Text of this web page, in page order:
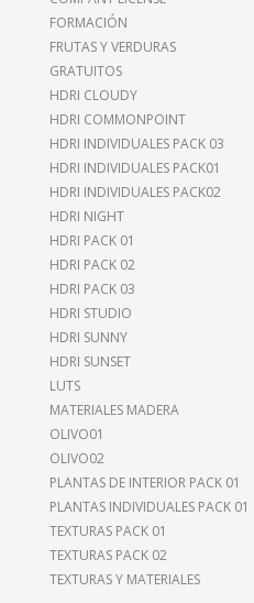
FORMACIÓN
FRUTAS Y VERDURAS
GRATUITOS
HDRI CLOUDY
HDRI COMMONPOINT
HDRI INDIVIDUALES PACK 03
HDRI INDIVIDUALES PACK01
HDRI INDIVIDUALES PACK02
HDRI NIGHT
HDRI PACK 01
HDRI PACK 02
HDRI PACK 03
HDRI STUDIO
HDRI SUNNY
HDRI SUNSET
LUTS
MATERIALES MADERA
OLIVO01
OLIVO02
PLANTAS DE INTERIOR PACK 01
PLANTAS INDIVIDUALES PACK 01
TEXTURAS PACK 01
TEXTURAS PACK 02
TEXTURAS Y MATERIALES